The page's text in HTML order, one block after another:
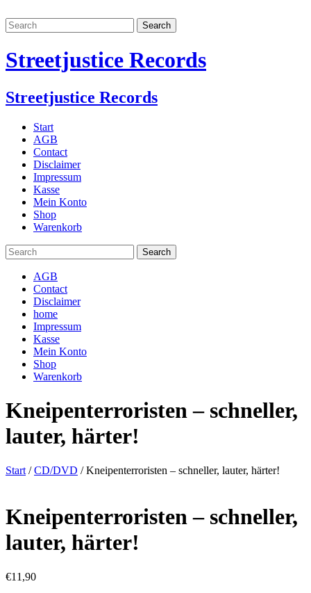
Streetjustice Records
Streetjustice Records
Start
AGB
Contact
Disclaimer
Impressum
Kasse
Mein Konto
Shop
Warenkorb
AGB
Contact
Disclaimer
home
Impressum
Kasse
Mein Konto
Shop
Warenkorb
Kneipenterroristen – schneller,
lauter, härter!
Start /CD/DVD / Kneipenterroristen – schneller, lauter, härter!
Kneipenterroristen – schneller,
lauter, härter!
€11,90